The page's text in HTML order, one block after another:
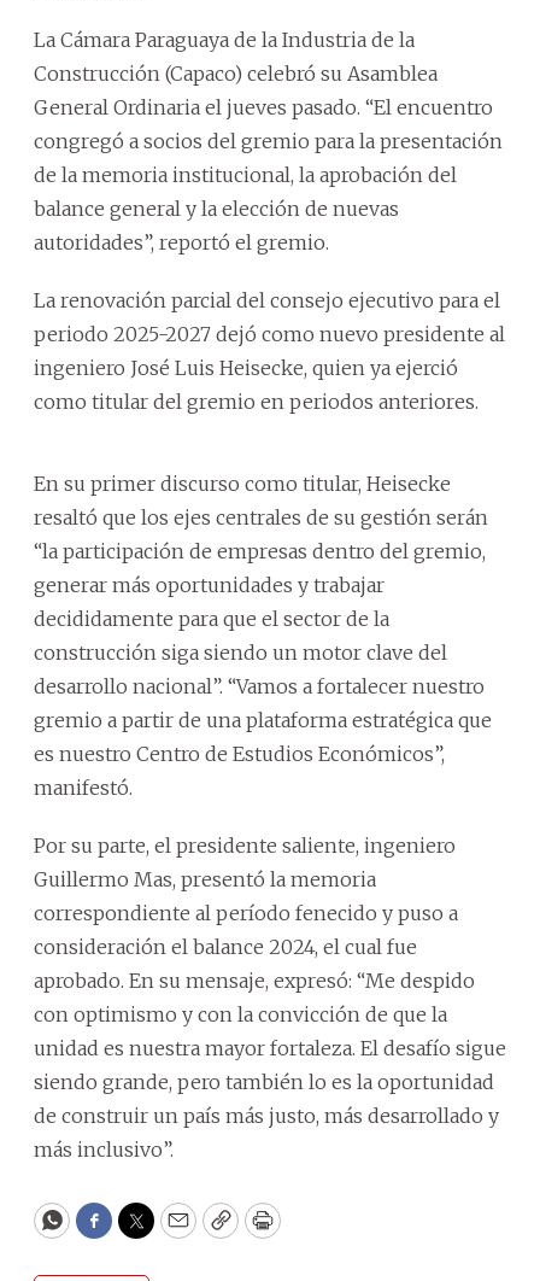
La Cámara Paraguaya de la Industria de la
Construcción (Capaco) celebró su Asamblea
General Ordinaria el jueves pasado. “El encuentro
congregó a socios del gremio para la presentación
de la memoria institucional, la aprobación del
balance general y la elección de nuevas
autoridades”, reportó el gremio.
La renovación parcial del consejo ejecutivo para el
periodo 2025-2027 dejó como nuevo presidente al
ingeniero José Luis Heisecke, quien ya ejerció
como titular del gremio en periodos anteriores.
En su primer discurso como titular, Heisecke
resaltó que los ejes centrales de su gestión serán
“la participación de empresas dentro del gremio,
generar más oportunidades y trabajar
decididamente para que el sector de la
construcción siga siendo un motor clave del
desarrollo nacional”. “Vamos a fortalecer nuestro
gremio a partir de una plataforma estratégica que
es nuestro Centro de Estudios Económicos”,
manifestó.
Por su parte, el presidente saliente, ingeniero
Guillermo Mas, presentó la memoria
correspondiente al período fenecido y puso a
consideración el balance 2024, el cual fue
aprobado. En su mensaje, expresó: “Me despido
con optimismo y con la convicción de que la
unidad es nuestra mayor fortaleza. El desafío sigue
siendo grande, pero también lo es la oportunidad
de construir un país más justo, más desarrollado y
más inclusivo”.
WhatsApp
Facebook
Twitter
EmailCopyPrint